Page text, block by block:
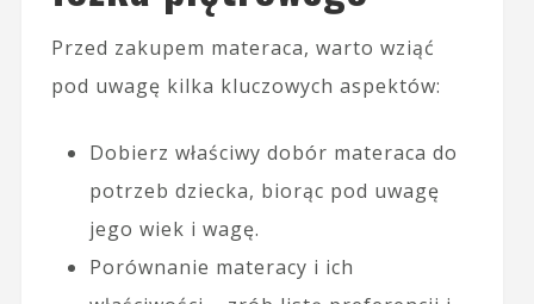
Przed zakupem materaca, warto wziąć
pod uwagę kilka kluczowych aspektów:
Dobierz właściwy dobór materaca do
potrzeb dziecka, biorąc pod uwagę
jego wiek i wagę.
Porównanie materacy i ich